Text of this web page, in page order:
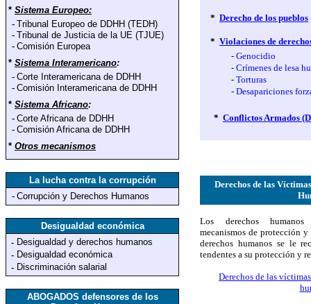
* Sistema Europeo:
- Tribunal Europeo de DDHH (TEDH)
- Tribunal de Justicia de la UE (TJUE)
- Comisión Europea
* Sistema Interamericano:
- Corte Interamericana de DDHH
- Comisión Interamericana de DDHH
* Sistema Africano:
- Corte Africana de DDHH
- Comisión Africana de DDHH
* Otros mecanismos
La lucha contra la corrupción
- Corrupción y Derechos Humanos
Desigualdad económica
- Desigualdad y derechos humanos
- Desigualdad económica
- Discriminación salarial
ABOGADOS defensores de los
* Derecho de los pueblos
* Violaciones de
- Genocidio
- Crímenes de lesa
- Torturas
- Desapariciones
* Conflictos Armados
Derechos de las
Los derechos
mecanismos de protección
derechos humanos se le
tendentes a su protección y
Derechos de las